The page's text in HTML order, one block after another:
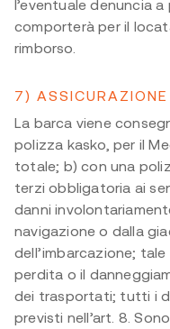
l’eventuale denuncia
comporterà per il
rimborso.
7) ASSICURAZIONE
La barca viene
polizza kasko, per il
totale; b) con una
terzi obbligatoria ai
danni
navigazione o dalla
dell’imbarcazione;
perdita o il
dei trasportati; tutti i
previsti nell’art. 8.